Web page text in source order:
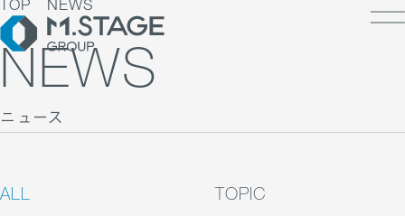
TOP / グループ代表挨拶・会社概
TOP NEWS
NEWS
ニュース
ALL TOPIC